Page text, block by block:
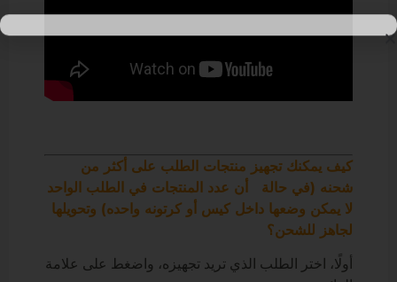
كيف يمكنك تجهيز منتجات الطلب على أكثر من
شحنه (في حالة أن عدد المنتجات في الطلب الواحد
لا يمكن وضعها داخل كيس أو كرتونه واحده) وتحويلها
لجاهز للشحن؟
أولًا، اختر الطلب الذي تريد تجهيزه، واضغط على علامة